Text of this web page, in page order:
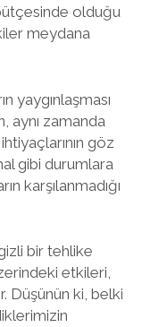
olduğu
meydana
yaygınlaşması
aynı zamanda
göz
gibi durumlara
karşılanmadığı
bir tehlike
etkileri,
Düşünün ki, belki